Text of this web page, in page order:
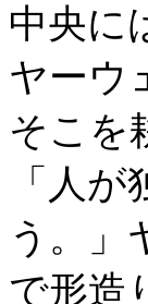
中央に
ヤーウ
そこを
「人
う。」
で形造